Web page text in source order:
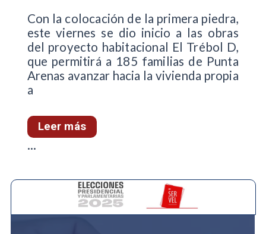
Con la colocación de la primera piedra,
este viernes se dio inicio a las obras
del proyecto habitacional El Trébol D,
que permitirá a 185 familias de Punta
Arenas avanzar hacia la vivienda propia
a
Leer más
...